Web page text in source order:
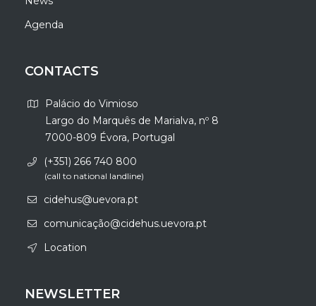
Agenda
CONTACTS
Palácio do Vimioso
Largo do Marquês de Marialva, nº 8
7000-809 Évora, Portugal
(+351) 266 740 800
(call to national landline)
cidehus@uevora.pt
comunicação@cidehus.uevora.pt
Location
NEWSLETTER